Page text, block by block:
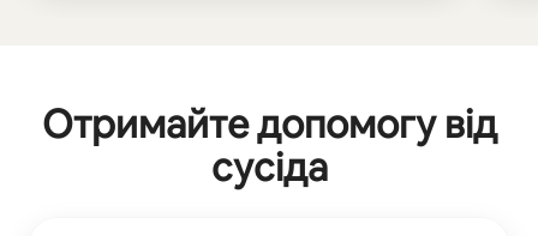
Отримайте допомогу від
сусіда